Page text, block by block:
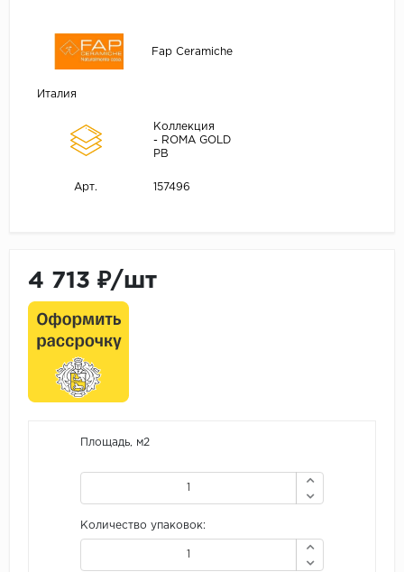
Fap Ceramiche
Италия
Коллекция
- ROMA GOLD
PB
Арт. 157496
4 713 ₽/шт
Площадь, м2
Количество упаковок: